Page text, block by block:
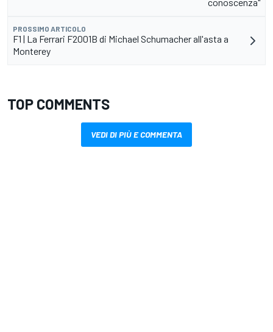
PROSSIMO ARTICOLO
F1 | La Ferrari F2001B di Michael Schumacher all'asta a
Monterey
TOP COMMENTS
VEDI DI PIÙ E COMMENTA